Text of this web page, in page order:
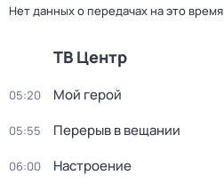
Нет данных о передачах на это время
ТВ Центр
05:20 Мой герой
05:55 Перерыв в вещании
06:00 Настроение